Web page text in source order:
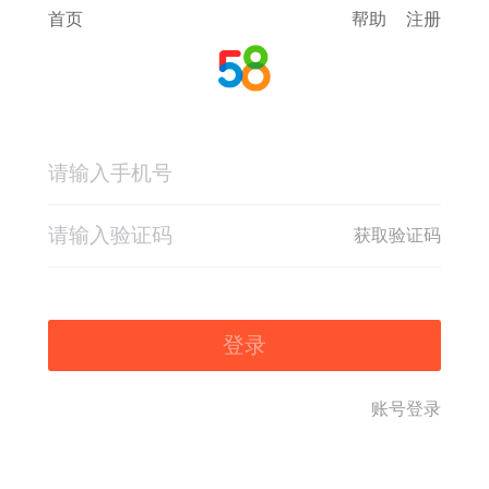
首页 帮助 注册
获取验证码
登录
账号登录